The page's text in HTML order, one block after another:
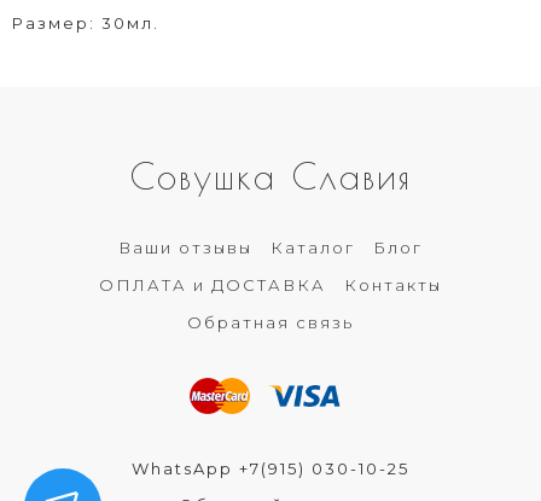
Размер: 30мл.
Совушка Славия
Ваши отзывы Каталог
Блог
ОПЛАТА и ДОСТАВКА
Контакты
Обратная связь
WhatsApp +7(915) 030-10-25